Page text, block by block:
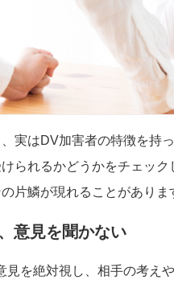
実はDV加害者の特徴を持
られるかどうかをチェッ
片鱗が現れることがありま
意見を聞かない
見を絶対視し、相手の考え